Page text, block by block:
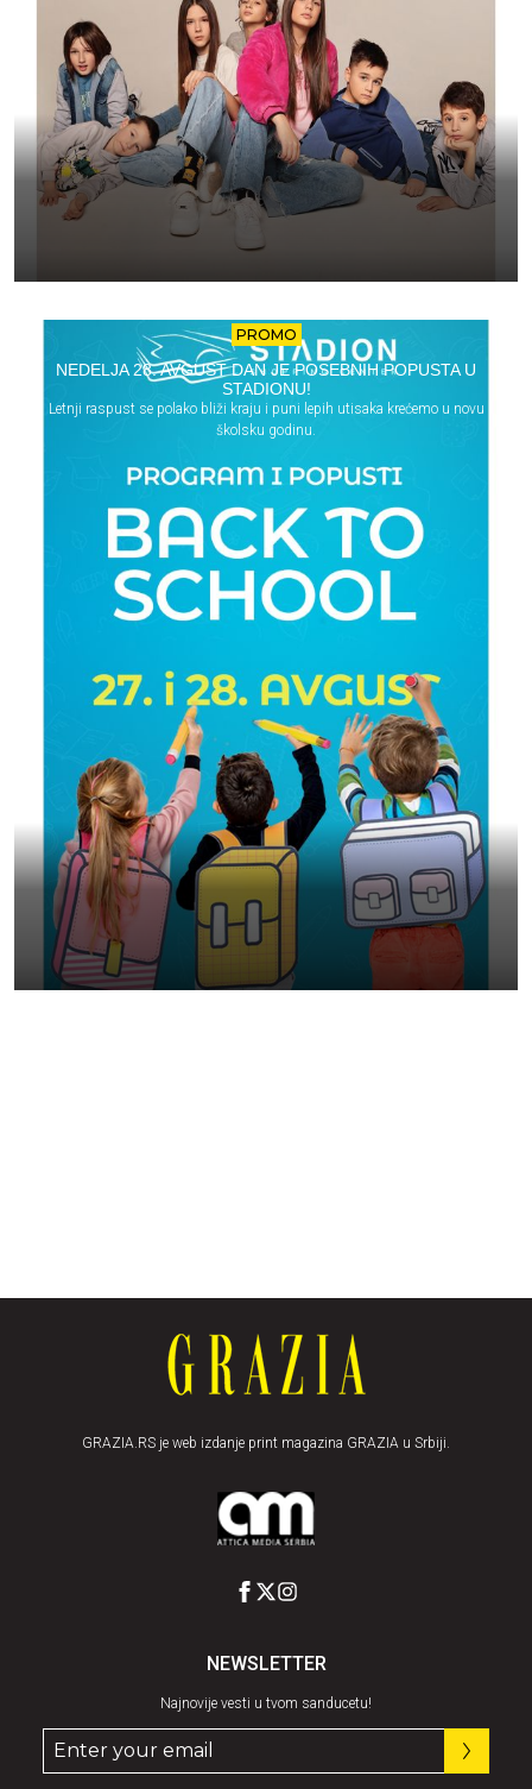
PROMO
NEDELJA 28. AVGUST DAN JE POSEBNIH POPUSTA U
STADIONU!
Letnji raspust se polako bliži kraju i puni lepih utisaka krećemo u novu
školsku godinu.
GRAZIA.RS je web izdanje print magazina GRAZIA u Srbiji.
NEWSLETTER
Najnovije vesti u tvom sanducetu!